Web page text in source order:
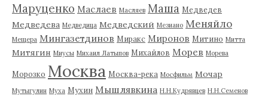
Маруценко Маслаев Масляев Маша Медведев
Медведева Медведица Медведский Мезиано Меняйло
Мещера Мингазетдинов Миракс Миронов Митино Митта
Митягин Миусы Михаил Латыпов Михайлов Морев Морева
Морозко Москва Москва-река Мосфильм Мочар
Мутыгулин Муха Мухин Мышлявкина Н.Н.Кудрявцев Н.Н.Семенов